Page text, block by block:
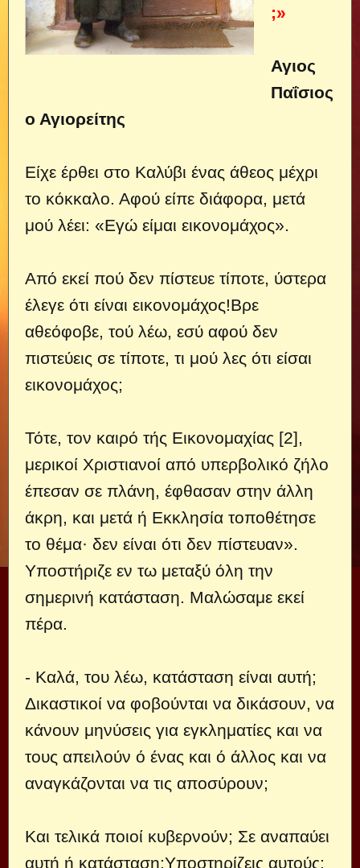
;»
Αγιος
Παΐσιος
ο Αγιορείτης
Είχε έρθει στο Καλύβι ένας άθεος μέχρι
το κόκκαλο. Αφού είπε διάφορα, μετά
μού λέει: «Εγώ είμαι εικονομάχος».
Από εκεί πού δεν πίστευε τίποτε, ύστερα
έλεγε ότι είναι εικονομάχος!Βρε
αθεόφοβε, τού λέω, εσύ αφού δεν
πιστεύεις σε τίποτε, τι μού λες ότι είσαι
εικονομάχος;
Τότε, τον καιρό τής Εικονομαχίας [2],
μερικοί Χριστιανοί από υπερβολικό ζήλο
έπεσαν σε πλάνη, έφθασαν στην άλλη
άκρη, και μετά ή Εκκλησία τοποθέτησε
το θέμα· δεν είναι ότι δεν πίστευαν».
Υποστήριζε εν τω μεταξύ όλη την
σημερινή κατάσταση. Μαλώσαμε εκεί
πέρα.
- Καλά, του λέω, κατάσταση είναι αυτή;
Δικαστικοί να φοβούνται να δικάσουν, να
κάνουν μηνύσεις για εγκληματίες και να
τους απειλούν ό ένας και ό άλλος και να
αναγκάζονται να τις αποσύρουν;
Και τελικά ποιοί κυβερνούν; Σε αναπαύει
αυτή ή κατάσταση;Υποστηρίζεις αυτούς;